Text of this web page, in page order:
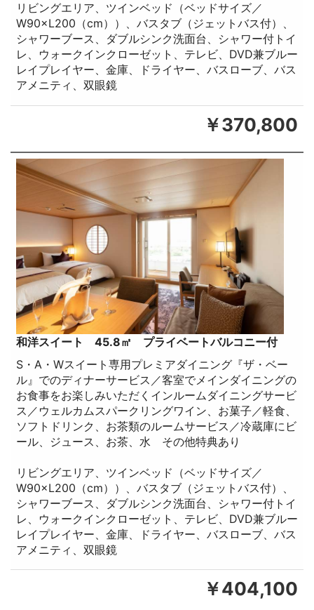
リビングエリア、ツインベッド（ベッドサイズ／
W90×L200（cm））、バスタブ（ジェットバス付）、
シャワーブース、ダブルシンク洗面台、シャワー付トイ
レ、ウォークインクローゼット、テレビ、DVD兼ブルー
レイプレイヤー、金庫、ドライヤー、バスローブ、バス
アメニティ、双眼鏡
￥370,800
和洋スイート 45.8㎡ プライベートバルコニー付
S・A・Wスイート専用プレミアダイニング『ザ・ベー
ル』でのディナーサービス／客室でメインダイニングの
お食事をお楽しみいただくインルームダイニングサービ
ス／ウェルカムスパークリングワイン、お菓子／軽食、
ソフトドリンク、お茶類のルームサービス／冷蔵庫にビ
ール、ジュース、お茶、水 その他特典あり
リビングエリア、ツインベッド（ベッドサイズ／
W90×L200（cm））、バスタブ（ジェットバス付）、
シャワーブース、ダブルシンク洗面台、シャワー付トイ
レ、ウォークインクローゼット、テレビ、DVD兼ブルー
レイプレイヤー、金庫、ドライヤー、バスローブ、バス
アメニティ、双眼鏡
￥404,100